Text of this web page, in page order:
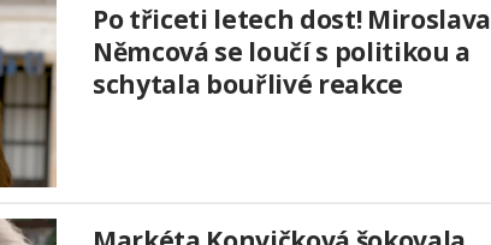
Po třiceti letech dost! Miroslava
Němcová se loučí s politikou a
schytala bouřlivé reakce